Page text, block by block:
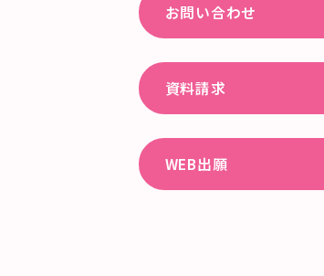
お問い合わせ
資料請求
WEB出願